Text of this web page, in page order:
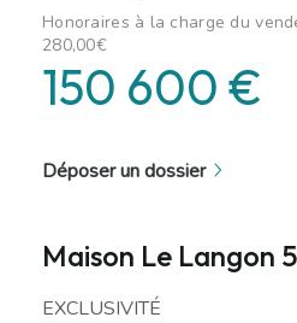
Honoraires à la charge du
280,00€
150 600 €
Déposer un dossier
Maison Le Langon
EXCLUSIVITÉ